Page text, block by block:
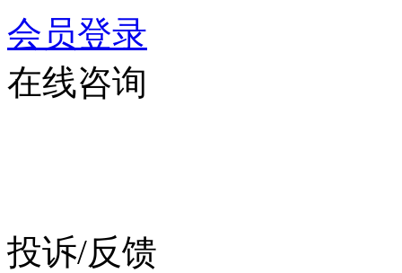
会员登录
在线咨询
投诉/反馈